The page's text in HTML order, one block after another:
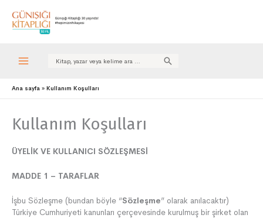
Search
Ana sayfa Kullanım Koşulları
Kullanım Koşulları
ÜYELİK VE KULLANICI SÖZLEŞMESİ
MADDE 1 – TARAFLAR
İşbu Sözleşme (bundan böyle “Sözleşme” olarak anılacaktır)
Türkiye Cumhuriyeti kanunları çerçevesinde kurulmuş bir şirket olan